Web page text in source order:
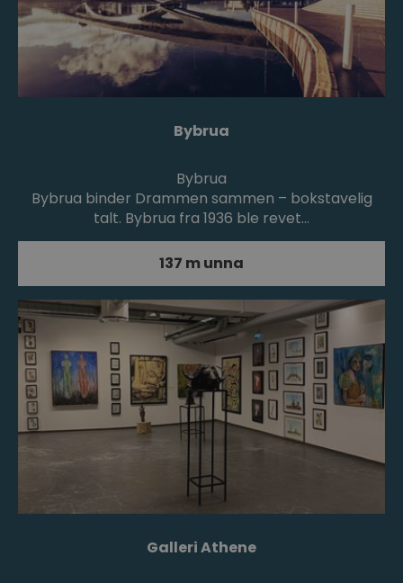
Bybrua
Bybrua
Bybrua binder Drammen sammen – bokstavelig
talt. Bybrua fra 1936 ble revet…
137 m unna
Galleri Athene